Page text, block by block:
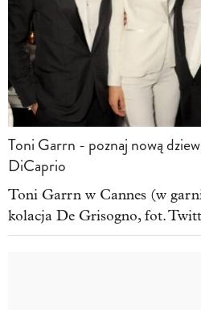
Toni Garrn - poznaj nową
DiCaprio
Toni Garrn w Cannes (w
kolacja De Grisogno, fot.